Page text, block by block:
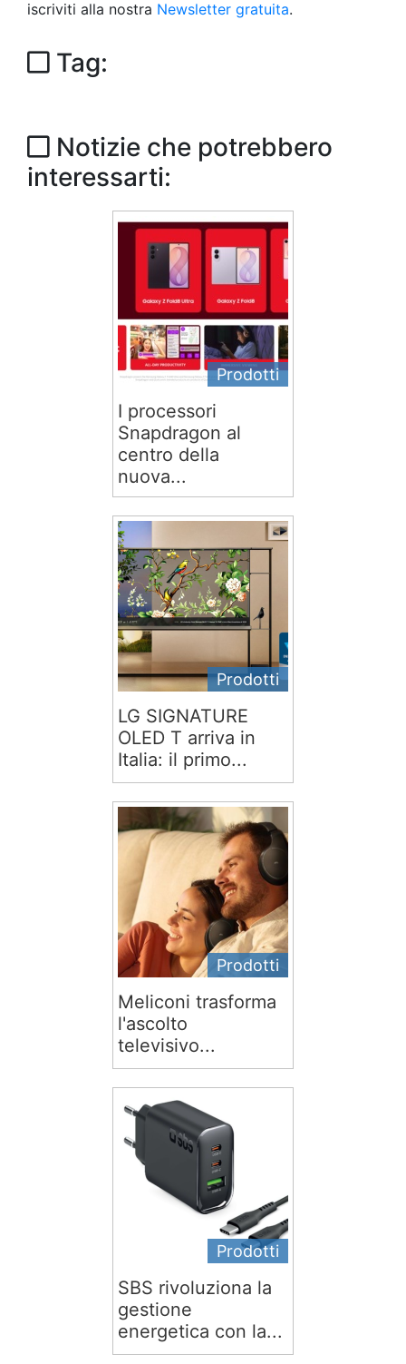
iscriviti alla nostra Newsletter gratuita.
Tag:
Notizie che potrebbero
interessarti:
Prodotti
I processori
Snapdragon al
centro della
nuova...
Prodotti
LG SIGNATURE
OLED T arriva in
Italia: il primo...
Prodotti
Meliconi trasforma
l'ascolto
televisivo...
Prodotti
SBS rivoluziona la
gestione
energetica con la...